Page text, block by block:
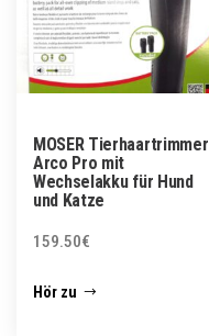
MOSER Tierhaartrimmer
Arco Pro mit
Wechselakku für Hund
und Katze
159.50€
Hör zu